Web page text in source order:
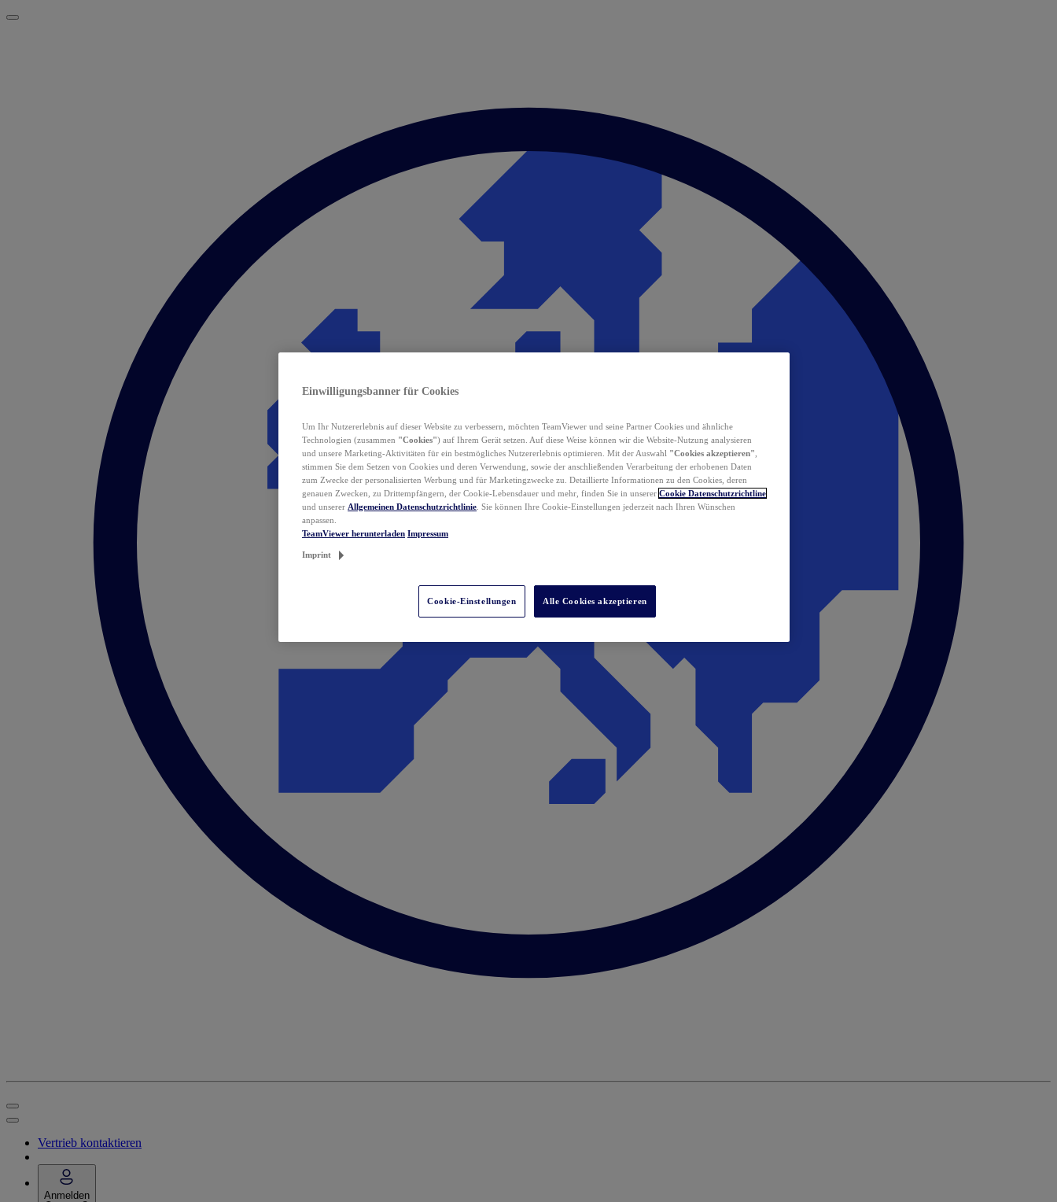
Vertrieb kontaktieren
Anmelden
Einwilligungsbanner für Cookies
Um Ihr Nutzererlebnis auf dieser Website zu verbessern, möchten TeamViewer und seine Partner Cookies und ähnliche
Technologien (zusammen "Cookies") auf Ihrem Gerät setzen. Auf diese Weise können wir die Website-Nutzung analysieren
und unsere Marketing-Aktivitäten für ein bestmögliches Nutzererlebnis optimieren. Mit der Auswahl "Cookies akzeptieren"
stimmen Sie dem Setzen von Cookies und deren Verwendung, sowie der anschließenden Verarbeitung der erhobenen Daten
zum Zwecke der personalisierten Werbung und für Marketingzwecke zu. Detaillierte Informationen zu den Cookies, deren
genauen Zwecken, zu Drittempfängern, der Cookie-Lebensdauer und mehr, finden Sie in unserer Cookie Datenschutzrichtline
und unserer Allgemeinen Datenschutzrichtlinie . Sie können Ihre Cookie-Einstellungen jederzeit nach Ihren Wünschen
anpassen.
TeamViewer herunterladen Impressum
Imprint
Cookie-Einstellungen Alle Cookies akzeptieren